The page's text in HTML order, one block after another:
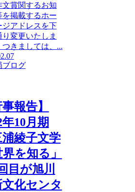
文賞関するお知
を掲載するホー
ジアドレスを下
り変更いたしま
つきましては、...
ブログ
事報告】
年10月期
浦綾子文学
を知る」
目が旭川
化センタ